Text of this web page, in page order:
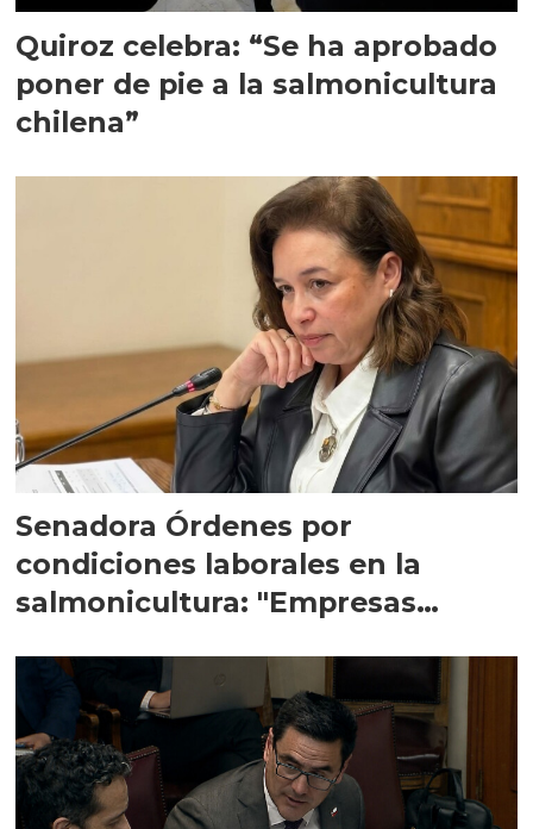
Quiroz celebra: “Se ha aprobado
poner de pie a la salmonicultura
chilena”
Senadora Órdenes por
condiciones laborales en la
salmonicultura: "Empresas